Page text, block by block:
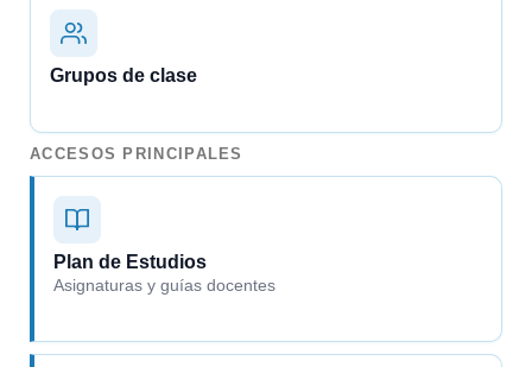
Grupos de clase
ACCESOS PRINCIPALES
Plan de Estudios
Asignaturas y guías docentes